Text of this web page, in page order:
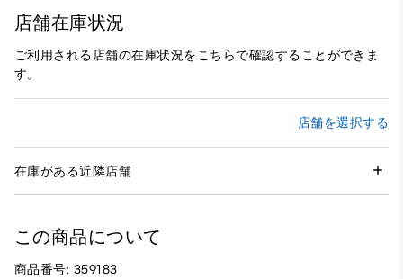
店舗在庫状況
ご利用される店舗の在庫状況をこちらで確認することができま
す。
店舗を選択する
在庫がある近隣店舗
この商品について
商品番号: 359183